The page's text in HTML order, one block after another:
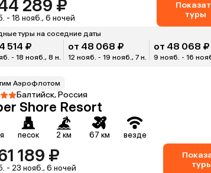
289 ₽
- 18 нояб., 6 ночей
туры
туры на соседние даты
514 ₽
- 18 нояб., 8 н.
от 48 068 ₽
12 нояб. - 19 нояб., 7 н.
от 48 068 ₽
9 нояб. - 16
Аэрофлотом
Балтийск, Россия
Shore Resort
песок 2 км 67 км везде
189 ₽
- 23 нояб., 6 ночей